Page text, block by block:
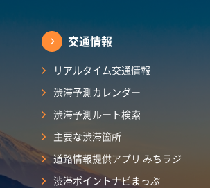
交通情報
リアルタイム交通情報
渋滞予測カレンダー​
渋滞予測ルート検索
主要な渋滞箇所
道路情報提供アプリ みちラジ
渋滞ポイントナビまっぷ